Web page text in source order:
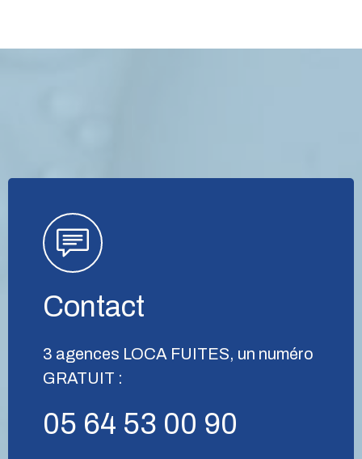
Contact
3 agences LOCA FUITES, un numéro
GRATUIT :
05 64 53 00 90